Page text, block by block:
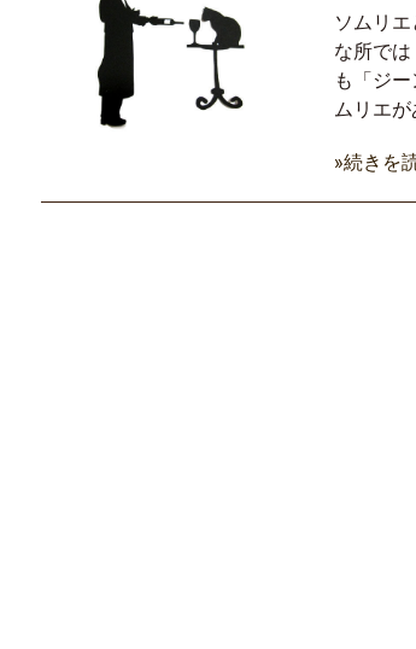
ソムリ
な所で
も「ジ
ムリエ
»続きを